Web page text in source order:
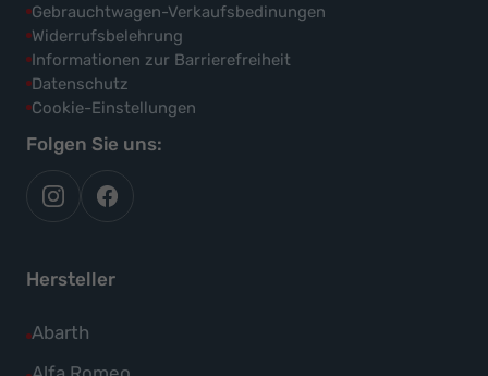
Gebrauchtwagen-Verkaufsbedinungen
Widerrufsbelehrung
Informationen zur Barrierefreiheit
Datenschutz
Cookie-Einstellungen
Folgen Sie uns:
autoflex
auf
autoflex24
auf
Hersteller
Abarth
Alle
Fahrzeuge